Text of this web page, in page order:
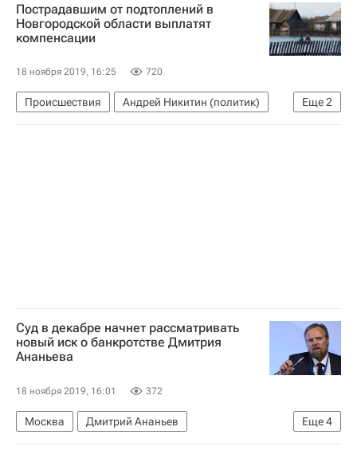
Завершение строительства домов Urban Group
Urban Group
Пострадавшим от подтоплений в
Новгородской области выплатят
компенсации
18 ноября 2019, 16:25 720
Еще2
Происшествия
Андрей Никитин (политик)
Новгородская область
Жилье
Суд в декабре начнет рассматривать
новый иск о банкротстве Дмитрия
Ананьева
18 ноября 2019, 16:01 372
Еще4
Москва
Дмитрий Ананьев
Промсвязьбанк
Арбитражный суд г. Москвы